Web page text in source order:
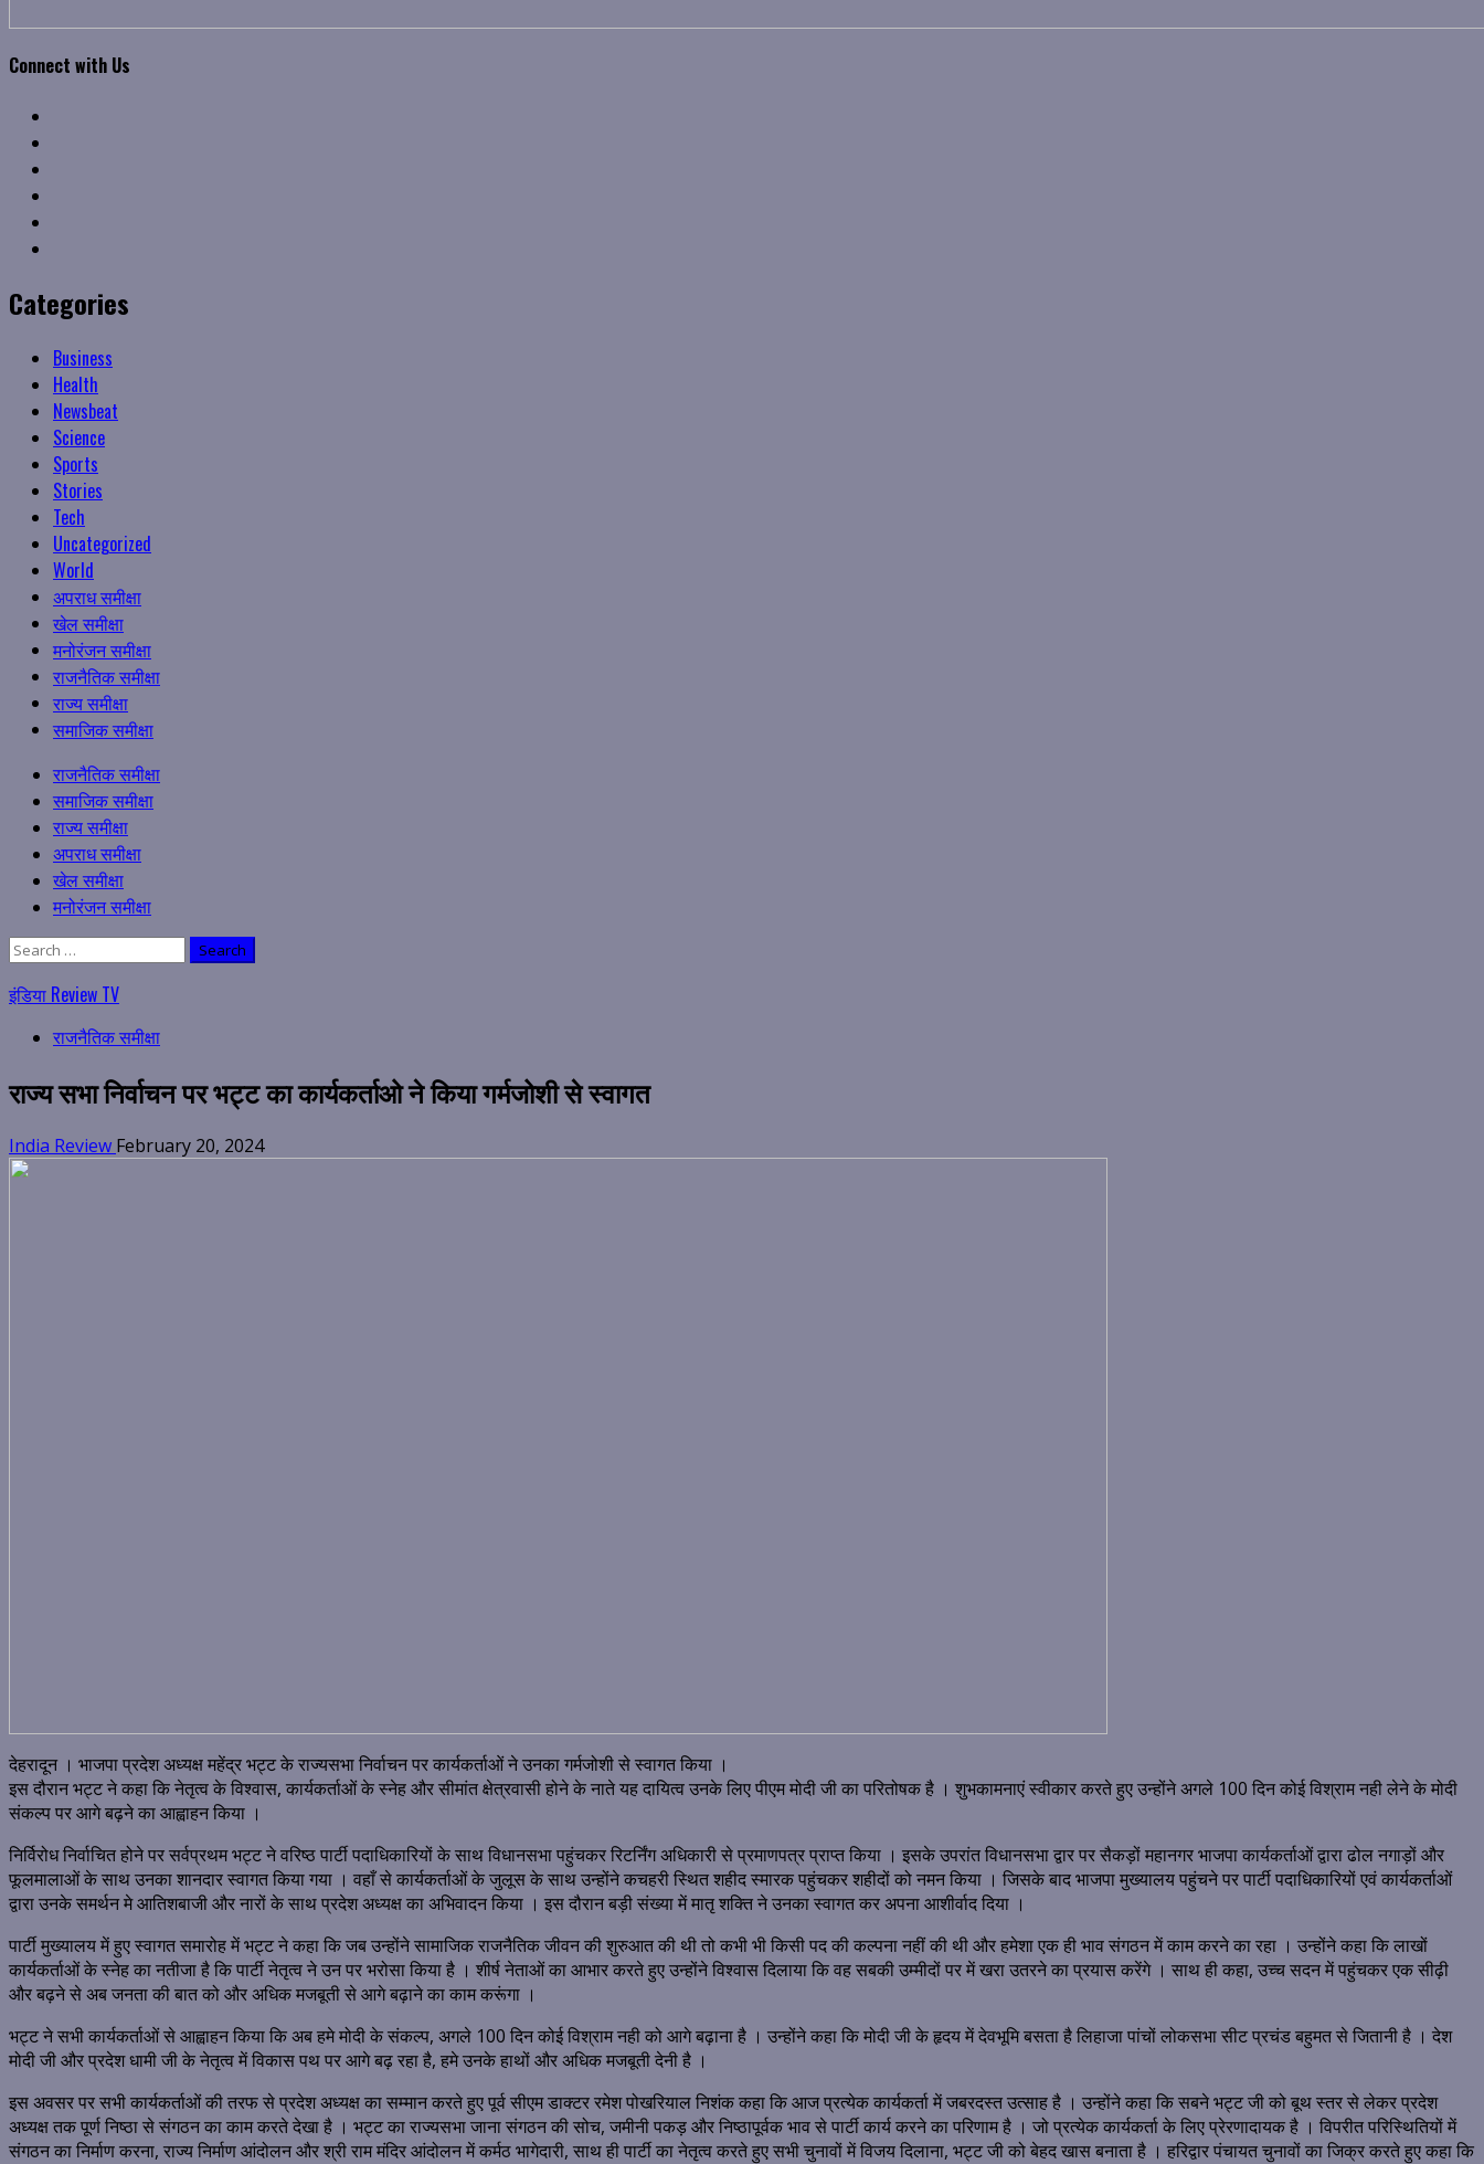
Connect with Us
Categories
Business
Health
Newsbeat
Science
Sports
Stories
Tech
Uncategorized
World
अपराध समीक्षा
खेल समीक्षा
मनोरंजन समीक्षा
राजनैतिक समीक्षा
राज्य समीक्षा
समाजिक समीक्षा
Primary
Menu
राजनैतिक समीक्षा
समाजिक समीक्षा
राज्य समीक्षा
अपराध समीक्षा
खेल समीक्षा
मनोरंजन समीक्षा
Search
इंडिया Review TV
राजनैतिक समीक्षा
राज्य सभा निर्वाचन पर भट्ट का कार्यकर्ताओ ने किया गर्मजोशी से स्वागत
India Review February 20, 2024
देहरादून । भाजपा प्रदेश अध्यक्ष महेंद्र भट्ट के राज्यसभा निर्वाचन पर कार्यकर्ताओं ने उनका गर्मजोशी से स्वागत किया ।
इस दौरान भट्ट ने कहा कि नेतृत्व के विश्वास, कार्यकर्ताओं के स्नेह और सीमांत क्षेत्रवासी होने के नाते यह दायित्व उनके लिए पीएम मोदी जी का परितोषक है । शुभकामनाएं स्वीकार करते हुए उन्होंने अगले 100 दिन कोई विश्राम नही लेने के मोदी
संकल्प पर आगे बढ़ने का आह्वाहन किया ।
निर्विरोध निर्वाचित होने पर सर्वप्रथम भट्ट ने वरिष्ठ पार्टी पदाधिकारियों के साथ विधानसभा पहुंचकर रिटर्निंग अधिकारी से प्रमाणपत्र प्राप्त किया । इसके उपरांत विधानसभा द्वार पर सैकड़ों महानगर भाजपा कार्यकर्ताओं द्वारा ढोल नगाड़ों और
फूलमालाओं के साथ उनका शानदार स्वागत किया गया । वहाँ से कार्यकर्ताओं के जुलूस के साथ उन्होंने कचहरी स्थित शहीद स्मारक पहुंचकर शहीदों को नमन किया । जिसके बाद भाजपा मुख्यालय पहुंचने पर पार्टी पदाधिकारियों एवं कार्यकर्ताओं
द्वारा उनके समर्थन मे आतिशबाजी और नारों के साथ प्रदेश अध्यक्ष का अभिवादन किया । इस दौरान बड़ी संख्या में मातृ शक्ति ने उनका स्वागत कर अपना आशीर्वाद दिया ।
पार्टी मुख्यालय में हुए स्वागत समारोह में भट्ट ने कहा कि जब उन्होंने सामाजिक राजनैतिक जीवन की शुरुआत की थी तो कभी भी किसी पद की कल्पना नहीं की थी और हमेशा एक ही भाव संगठन में काम करने का रहा । उन्होंने कहा कि लाखों
कार्यकर्ताओं के स्नेह का नतीजा है कि पार्टी नेतृत्व ने उन पर भरोसा किया है । शीर्ष नेताओं का आभार करते हुए उन्होंने विश्वास दिलाया कि वह सबकी उम्मीदों पर में खरा उतरने का प्रयास करेंगे । साथ ही कहा, उच्च सदन में पहुंचकर एक सीढ़ी
और बढ़ने से अब जनता की बात को और अधिक मजबूती से आगे बढ़ाने का काम करूंगा ।
भट्ट ने सभी कार्यकर्ताओं से आह्वाहन किया कि अब हमे मोदी के संकल्प, अगले 100 दिन कोई विश्राम नही को आगे बढ़ाना है । उन्होंने कहा कि मोदी जी के हृदय में देवभूमि बसता है लिहाजा पांचों लोकसभा सीट प्रचंड बहुमत से जितानी है । देश
मोदी जी और प्रदेश धामी जी के नेतृत्व में विकास पथ पर आगे बढ़ रहा है, हमे उनके हाथों और अधिक मजबूती देनी है ।
इस अवसर पर सभी कार्यकर्ताओं की तरफ से प्रदेश अध्यक्ष का सम्मान करते हुए पूर्व सीएम डाक्टर रमेश पोखरियाल निशंक कहा कि आज प्रत्येक कार्यकर्ता में जबरदस्त उत्साह है । उन्होंने कहा कि सबने भट्ट जी को बूथ स्तर से लेकर प्रदेश
अध्यक्ष तक पूर्ण निष्ठा से संगठन का काम करते देखा है । भट्ट का राज्यसभा जाना संगठन की सोच, जमीनी पकड़ और निष्ठापूर्वक भाव से पार्टी कार्य करने का परिणाम है । जो प्रत्येक कार्यकर्ता के लिए प्रेरणादायक है । विपरीत परिस्थितियों में
संगठन का निर्माण करना, राज्य निर्माण आंदोलन और श्री राम मंदिर आंदोलन में कर्मठ भागेदारी, साथ ही पार्टी का नेतृत्व करते हुए सभी चुनावों में विजय दिलाना, भट्ट जी को बेहद खास बनाता है । हरिद्वार पंचायत चुनावों का जिक्र करते हुए कहा कि